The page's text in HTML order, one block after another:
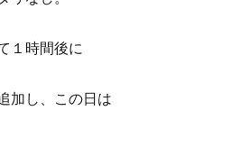
１時間後に
加し、この日は